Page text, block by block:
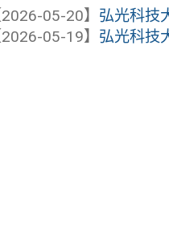
2026-05-20】 弘光科技
2026-05-19】 弘光科技